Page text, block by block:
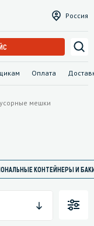
Оплата
Россия
мешки
КОНТЕЙНЕРЫ И